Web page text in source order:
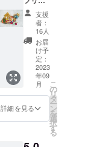
布ブラ
ンド
〝L〟オ
リジナ
チャー
ム （サ
イズ
は、全
長
11cm。
Lのロゴ
は横
×縦
支援
者：
16人
お届
け予
定：
2023
年09
月
詳細を見る
こ
の
リ
タ
ー
ン
を
選
択
す
る